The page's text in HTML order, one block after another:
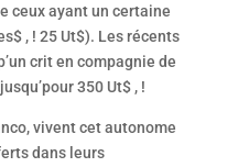
ceux ayant un certaine
, ! 25 Ut$). Les récents
crit en compagnie de
350 Ut$ , !
vivent cet autonome
dans leurs